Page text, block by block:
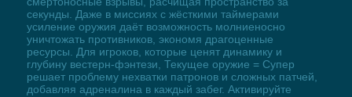
секунды. Даже в миссиях с жёсткими таймерами
усиление оружия даёт возможность молниеносно
уничтожать противников, экономя драгоценные
ресурсы. Для игроков, которые ценят динамику и
глубину вестерн-фэнтези, Текущее оружие = Супер
решает проблему нехватки патронов и сложных патчей,
добавляя адреналина в каждый забег. Активируйте